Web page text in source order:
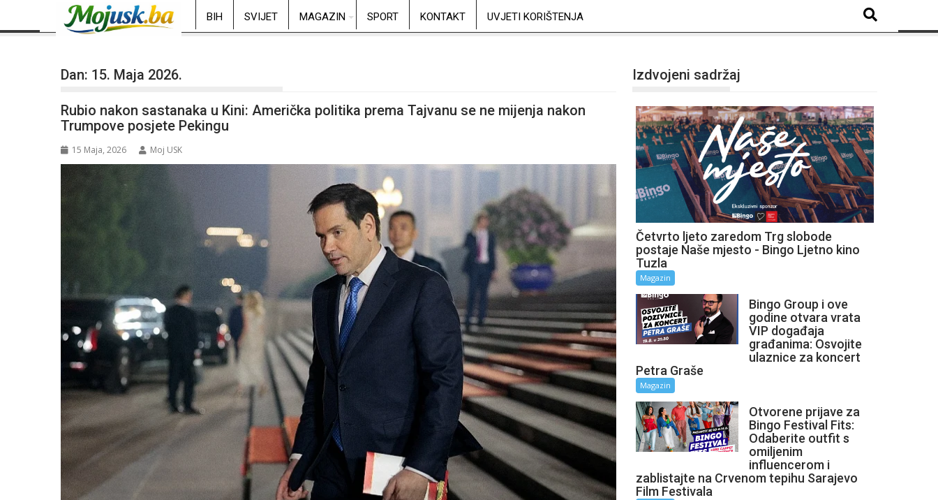
BIH SVIJET MAGAZIN SPORT KONTAKT UVJETI KORIŠTENJA
Dan: 15. Maja 2026.
Rubio nakon sastanaka u Kini: Američka politika prema Tajvanu se ne mijenja nakon
Trumpove posjete Pekingu
15 Maja, 2026 Moj USK
Izdvojeni sadržaj
Četvrto ljeto zaredom Trg slobode
postaje Naše mjesto - Bingo Ljetno kino
Tuzla
Magazin
Bingo Group i ove
godine otvara vrata
VIP događaja
građanima: Osvojite
ulaznice za koncert
Petra Graše
Magazin
Otvorene prijave za
Bingo Festival Fits:
Odaberite outfit s
omiljenim
influencerom i
zablistajte na Crvenom tepihu Sarajevo
Film Festivala